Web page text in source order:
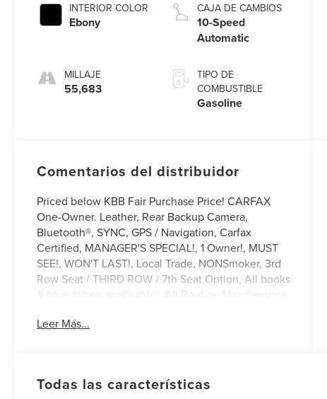
INTERIOR COLOR
Ebony
MILLAJE
55,683
CAJA DE CAMBIOS
10-Speed
Automatic
TIPO DE
COMBUSTIBLE
Gasoline
Comentarios del distribuidor
Priced below KBB Fair Purchase Price! CARFAX
One-Owner. Leather, Rear Backup Camera,
Bluetooth®, SYNC, GPS / Navigation, Carfax
Certified, MANAGER'S SPECIAL!, 1 Owner!, MUST
SEE!, WON'T LAST!, Local Trade, NONSmoker, 3rd
Row Seat / THIRD ROW / 7th Seat Option, All books
& keys (when applicable), All Routine Maintenance
AMAZING MPG!, Service Records Available, Mutli
2023 Ford Explorer ST-Line Gray Metallic
Leer Más...
Todas las características